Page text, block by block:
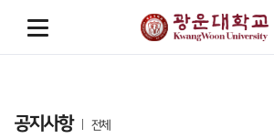
공지사항 전체